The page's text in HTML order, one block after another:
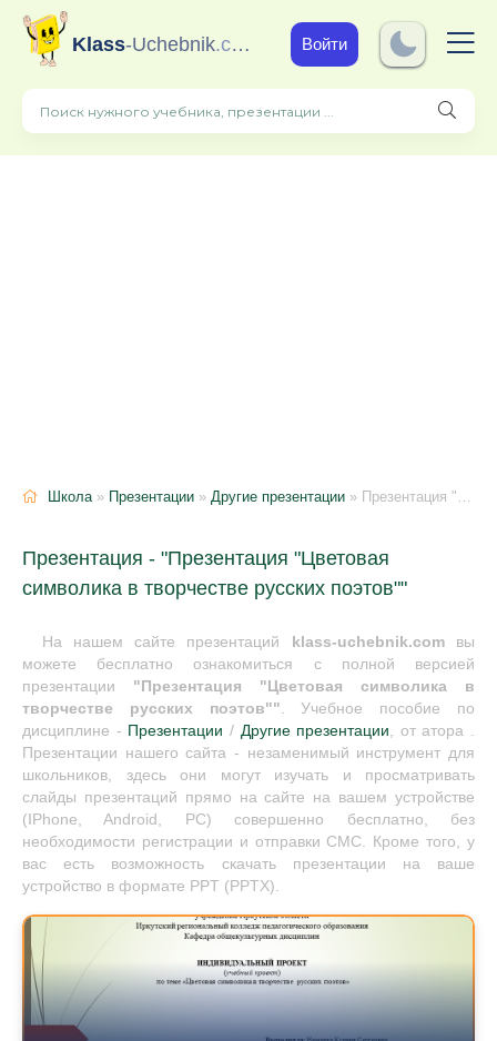
Klass-Uchebnik.com Войти
Школа» Презентации » Другие презентации » Презентация "Цветовая символика в творчестве русских поэтов"
Презентация - "Презентация "Цветовая
символика в творчестве русских поэтов""
На нашем сайте презентаций klass-uchebnik.comвы
можете бесплатно ознакомиться с полной версией
презентации "Презентация "Цветовая символика в
творчестве русских поэтов"". Учебное пособие по
дисциплине - Презентации / Другие презентации, от атора .
Презентации нашего сайта - незаменимый инструмент для
школьников, здесь они могут изучать и просматривать
слайды презентаций прямо на сайте на вашем устройстве
(IPhone, Android, PC) совершенно бесплатно, без
необходимости регистрации и отправки СМС. Кроме того, у
вас есть возможность скачать презентации на ваше
устройство в формате PPT (PPTX).